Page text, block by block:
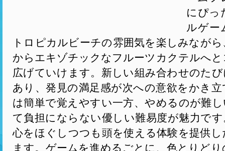
にぴっ
ルゲー
トロピカルビーチの雰囲気を楽しみなが
からエキゾチックなフルーツカクテルへ
広げていけます。新しい組み合わせのた
あり、発見の満足感が次への意欲をかき
は簡単で覚えやすい一方、やめるのが難
て負担にならない優しい難易度が魅力です
心をほぐしつつも頭を使える体験を提供
ます。ゲームを進めるごとに、色とりど